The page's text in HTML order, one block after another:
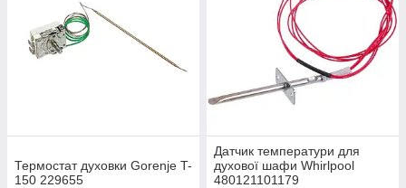
Термостат духовки Gorenje T-
150 229655
Датчик температури для
духової шафи Whirlpool
480121101179